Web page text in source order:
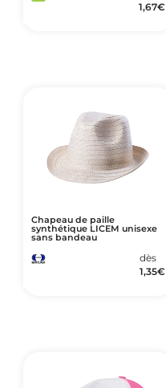
1,67€
Chapeau de paille
synthétique LICEM unisexe
sans bandeau
dès
1,35€